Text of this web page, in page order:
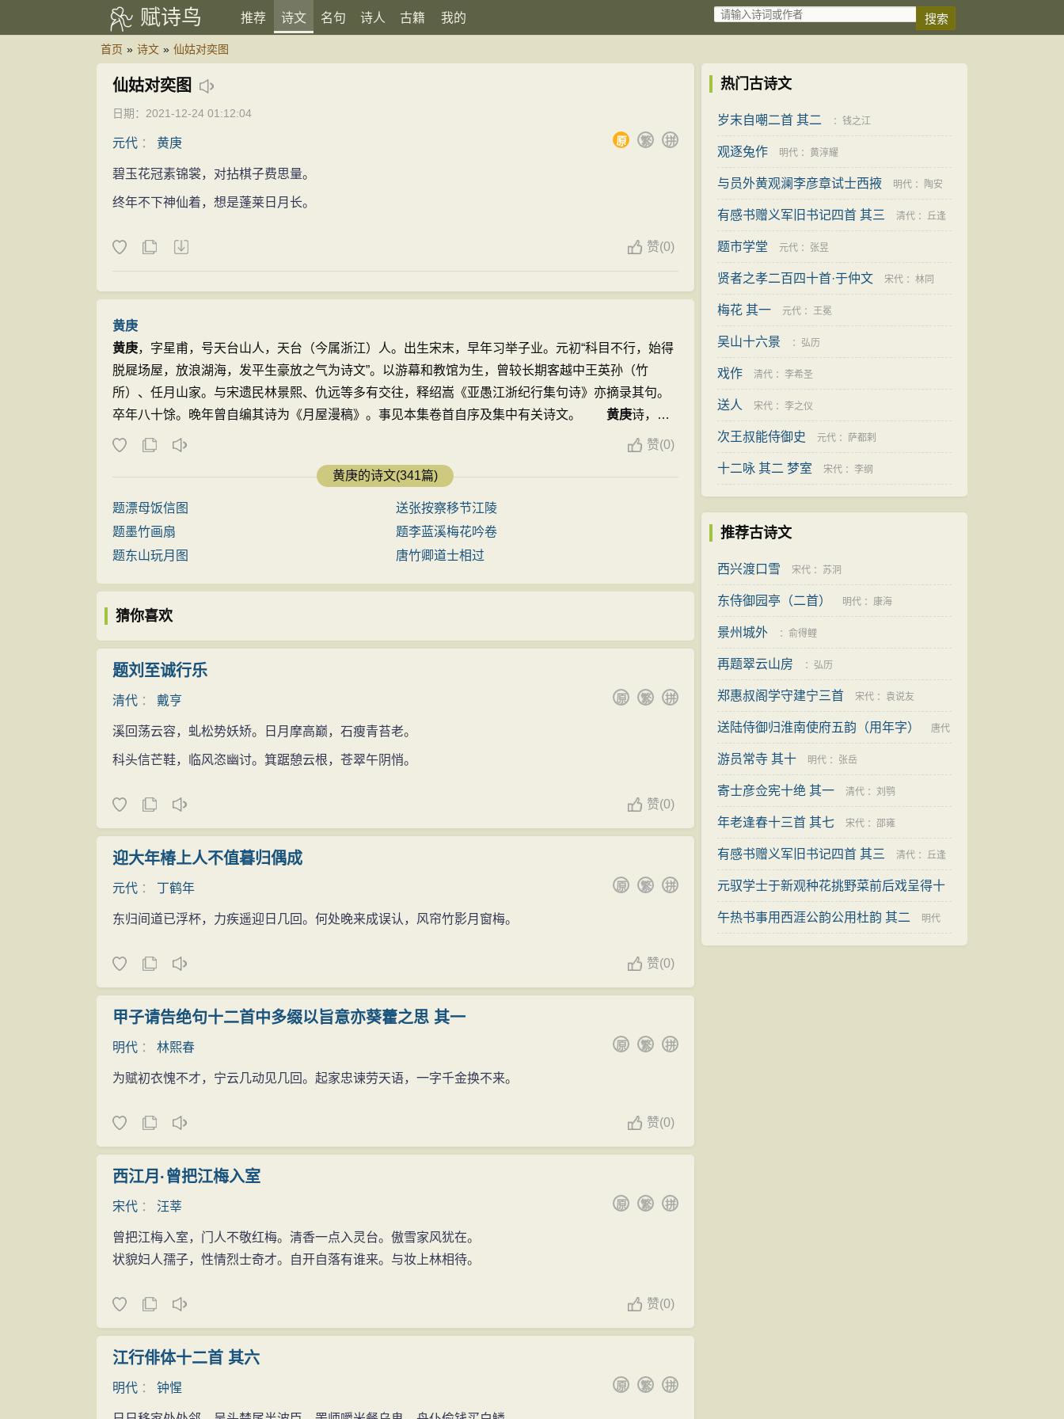
赋诗鸟 推荐 诗文 名句 诗人 古籍 我的
首页 » 诗文 » 仙姑对奕图
仙姑对奕图
日期：2021-12-24 01:12:04
元代 ： 黄庚 拼
繁
原
碧玉花冠素锦裳，对拈棋子费思量。
终年不下神仙着，想是蓬莱日月长。
赞(0)
黄庚
黄庚，字星甫，号天台山人，天台（今属浙江）人。出生宋末，早年习举子业。元初“科目不行，始得
脱屣场屋，放浪湖海，发平生豪放之气为诗文”。以游幕和教馆为生，曾较长期客越中王英孙（竹
所）、任月山家。与宋遗民林景熙、仇远等多有交往，释绍嵩《亚愚江浙纪行集句诗》亦摘录其句。
卒年八十馀。晚年曾自编其诗为《月屋漫稿》。事见本集卷首自序及集中有关诗文。 黄庚诗，以
原铁琴铜剑楼藏四卷抄本（今藏北京图书馆）为底本。校以影印文渊阁《四库全书》本（简称四库
赞(0)
黄庚的诗文(341篇)
题漂母饭信图
送张按察移节江陵
题墨竹画扇
题李蓝溪梅花吟卷
题东山玩月图
唐竹卿道士相过
猜你喜欢
题刘至诚行乐
清代 ： 戴亨 拼
繁
原
溪回荡云容，虬松势妖矫。日月摩高巅，石瘦青苔老。
科头信芒鞋，临风恣幽讨。箕踞憩云根，苍翠午阴悄。
赞(0)
迎大年椿上人不值暮归偶成
元代 ： 丁鹤年 拼
繁
原
东归间道已浮杯，力疾遥迎日几回。何处晚来成误认，风帘竹影月窗梅。
赞(0)
甲子请告绝句十二首中多缀以旨意亦葵藿之思 其一
明代 ： 林熙春 拼
繁
原
为赋初衣愧不才，宁云几动见几回。起家忠谏劳天语，一字千金换不来。
赞(0)
西江月·曾把江梅入室
宋代 ： 汪莘 拼
繁
原
曾把江梅入室，门人不敬红梅。清香一点入灵台。傲雪家风犹在。
状貌妇人孺子，性情烈士奇才。自开自落有谁来。与妆上林相待。
赞(0)
江行俳体十二首 其六
明代 ： 钟惺 拼
繁
原
热门古诗文
岁末自嘲二首 其二 ： 钱之江
观逐兔作 明代 ： 黄淳耀
与员外黄观澜李彦章试士西掖 明代 ： 陶安
有感书赠义军旧书记四首 其三 清代 ： 丘逢
甲
题市学堂 元代 ： 张昱
贤者之孝二百四十首·于仲文 宋代 ： 林同
梅花 其一 元代 ： 王冕
吴山十六景 ： 弘历
戏作 清代 ： 李希圣
送人 宋代 ： 李之仪
次王叔能侍御史 元代 ： 萨都剌
十二咏 其二 梦室 宋代 ： 李纲
推荐古诗文
西兴渡口雪 宋代 ： 苏泂
东侍御园亭（二首） 明代 ： 康海
景州城外 ： 俞得鲤
再题翠云山房 ： 弘历
郑惠叔阁学守建宁三首 宋代 ： 袁说友
送陆侍御归淮南使府五韵（用年字） 唐代
：刘禹锡
游员常寺 其十 明代 ： 张岳
寄士彦佥宪十绝 其一 清代 ： 刘鹗
年老逢春十三首 其七 宋代 ： 邵雍
有感书赠义军旧书记四首 其三 清代 ： 丘逢
甲
元驭学士于新观种花挑野菜前后戏呈得十
二首 其十 明代：王世贞
午热书事用西涯公韵公用杜韵 其二 明代